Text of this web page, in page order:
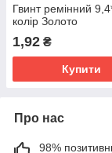
Гвинт ремінний
колір Золото
1,92 ₴
Купити
Про нас
98%